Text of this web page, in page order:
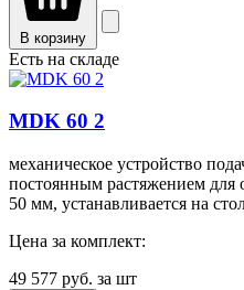
В корзину
Есть на складе
MDK 60 2
механическое устройство
постоянным растяжением для
50 мм, устанавливается на
Цена за комплект:
49 577 руб. за шт